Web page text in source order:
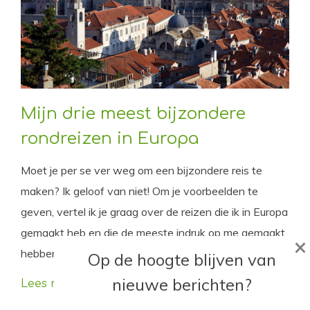
Mijn drie meest bijzondere
rondreizen in Europa
Moet je per se ver weg om een bijzondere reis te
maken? Ik geloof van niet! Om je voorbeelden te
geven, vertel ik je graag over de reizen die ik in Europa
gemaakt heb en die de meeste indruk op me gemaakt
hebben.
Lees meer
Op de hoogte blijven van
nieuwe berichten?
×